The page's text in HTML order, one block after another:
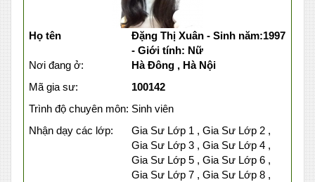
Họ tên
Đặng Thị Xuân - Sinh năm:1997
- Giới tính: Nữ
Nơi đang ở:
Hà Đông , Hà Nội
Mã gia sư:
100142
Trình độ chuyên môn: Sinh viên
Nhận dạy các lớp:
Gia Sư Lớp 1 , Gia Sư Lớp 2 ,
Gia Sư Lớp 3 , Gia Sư Lớp 4 ,
Gia Sư Lớp 5 , Gia Sư Lớp 6 ,
Gia Sư Lớp 7 , Gia Sư Lớp 8 ,